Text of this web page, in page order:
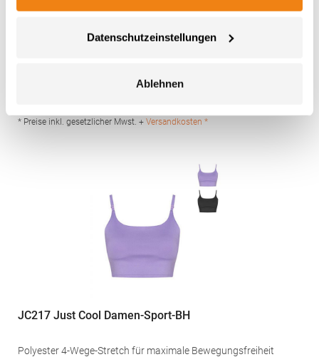
Datenschutzeinstellungen
Ablehnen
L02073 SOL´S Herren Trägershirt Ärmellos Sporty
02073Hersteller: SOLO INVEST 92 Rue Réaumur 75002 Paris
* Preise inkl. gesetzlicher Mwst. + Versandkosten *
JC217 Just Cool Damen-Sport-BH
Polyester 4-Wege-Stretch für maximale Bewegungsfreiheit